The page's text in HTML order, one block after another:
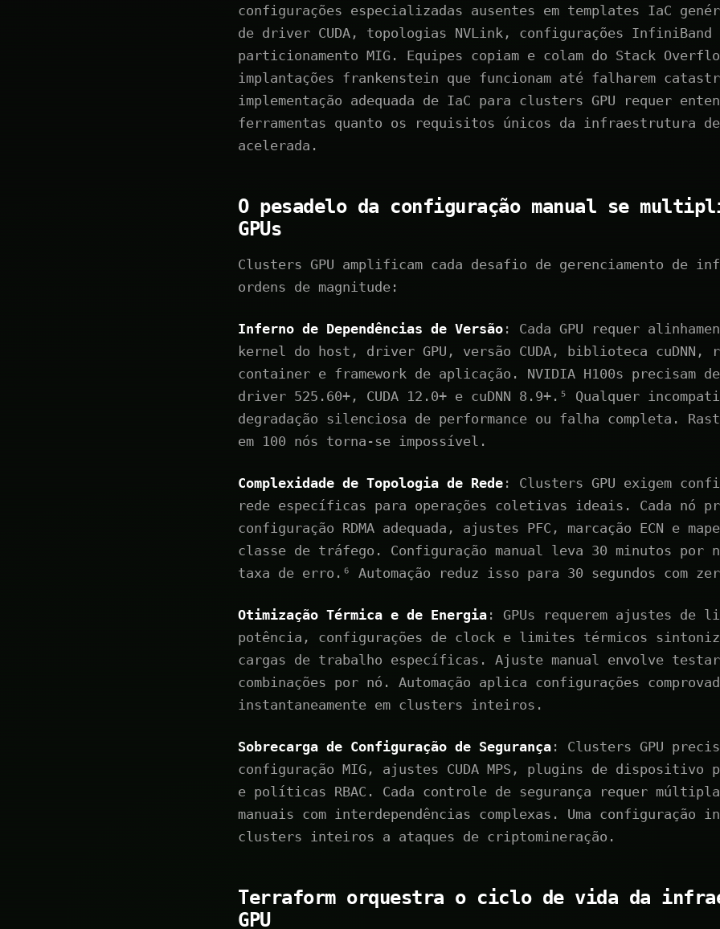
configurações especializadas ausentes em templates IaC
de driver CUDA, topologias NVLink, configurações InfiniBand
particionamento MIG. Equipes copiam e colam do Stack
implantações frankenstein que funcionam até falharem
implementação adequada de IaC para clusters GPU requer
ferramentas quanto os requisitos únicos da infraestrutura de
acelerada.
O pesadelo da configuração manual se
GPUs
Clusters GPU amplificam cada desafio de gerenciamento de
ordens de magnitude:
Inferno de Dependências de Versão : Cada GPU requer
kernel do host, driver GPU, versão CUDA, biblioteca cuDNN,
container e framework de aplicação. NVIDIA H100s precisam
driver 525.60+, CUDA 12.0+ e cuDNN 8.9+.⁵ Qualquer
degradação silenciosa de performance ou falha completa.
em 100 nós torna-se impossível.
Complexidade de Topologia de Rede : Clusters GPU exigem
rede específicas para operações coletivas ideais. Cada nó
configuração RDMA adequada, ajustes PFC, marcação ECN e
classe de tráfego. Configuração manual leva 30 minutos por
taxa de erro.⁶ Automação reduz isso para 30 segundos com
Otimização Térmica e de Energia : GPUs requerem ajustes de
potência, configurações de clock e limites térmicos
cargas de trabalho específicas. Ajuste manual envolve testar
combinações por nó. Automação aplica configurações
instantaneamente em clusters inteiros.
Sobrecarga de Configuração de Segurança : Clusters GPU
configuração MIG, ajustes CUDA MPS, plugins de dispositivo
e políticas RBAC. Cada controle de segurança requer
manuais com interdependências complexas. Uma configuração
clusters inteiros a ataques de criptomineração.
Terraform orquestra o ciclo de vida da
GPU